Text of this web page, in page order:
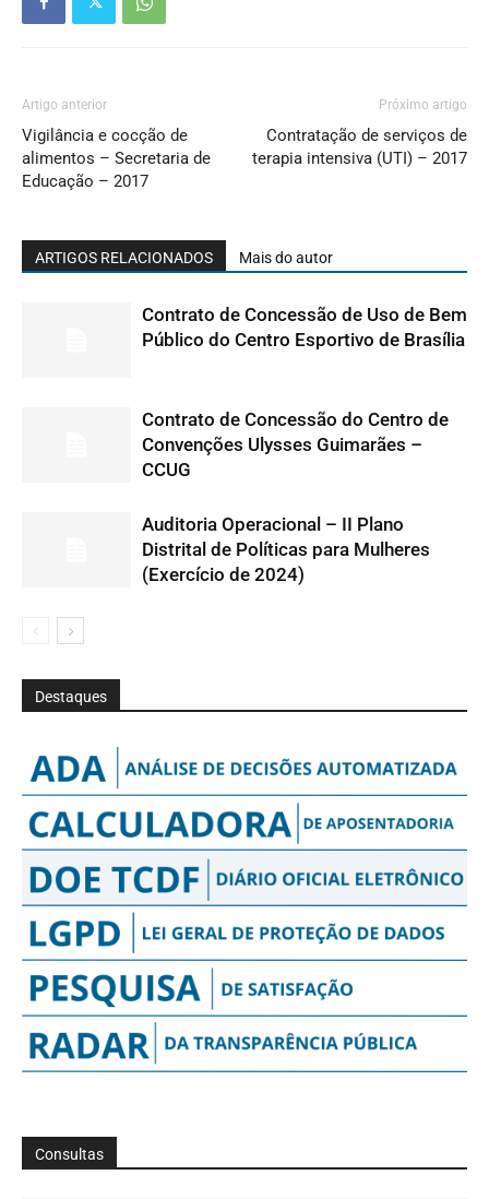
Artigo anterior
Vigilância e cocção de
alimentos – Secretaria de
Educação – 2017
Próximo artigo
Contratação de serviços de
terapia intensiva (UTI) – 2017
ARTIGOS RELACIONADOS Mais do autor
Contrato de Concessão de Uso de Bem
Público do Centro Esportivo de Brasília
Contrato de Concessão do Centro de
Convenções Ulysses Guimarães –
CCUG
Auditoria Operacional – II Plano
Distrital de Políticas para Mulheres
(Exercício de 2024)
Destaques
Consultas